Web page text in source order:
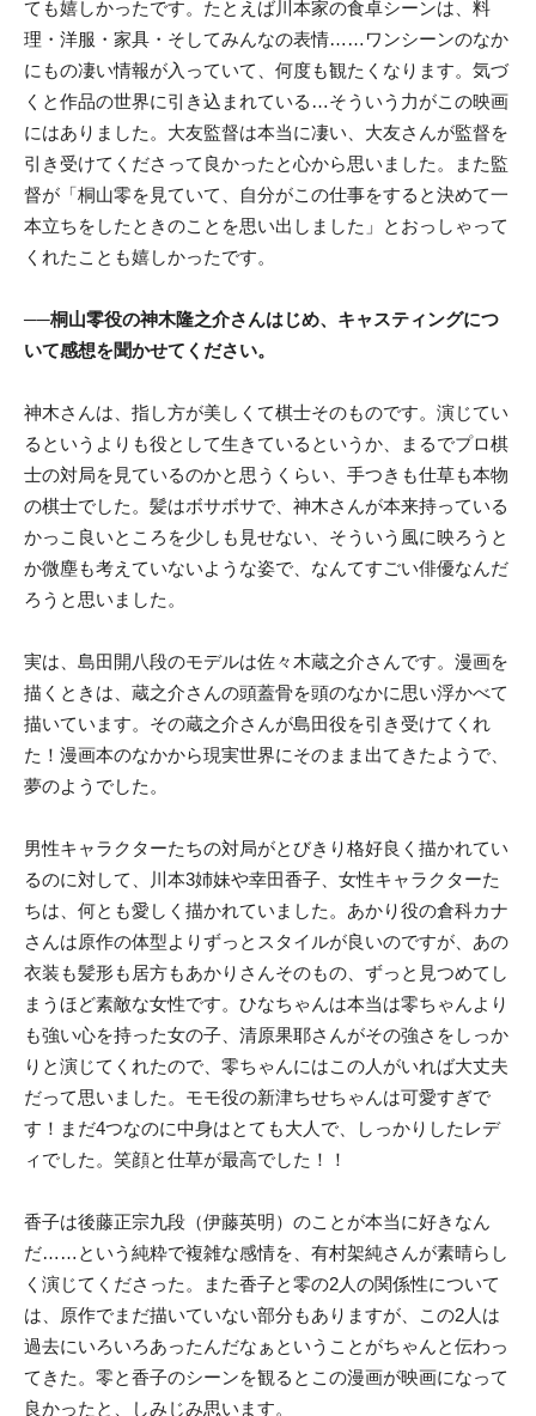
ても嬉しかったです。たとえば川本家の食卓シーンは、料
理・洋服・家具・そしてみんなの表情……ワンシーンのなか
にもの凄い情報が入っていて、何度も観たくなります。気づ
くと作品の世界に引き込まれている…そういう力がこの映画
にはありました。大友監督は本当に凄い、大友さんが監督を
引き受けてくださって良かったと心から思いました。また監
督が「桐山零を見ていて、自分がこの仕事をすると決めて一
本立ちをしたときのことを思い出しました」とおっしゃって
くれたことも嬉しかったです。
──桐山零役の神木隆之介さんはじめ、キャスティングにつ
いて感想を聞かせてください。
神木さんは、指し方が美しくて棋士そのものです。演じてい
るというよりも役として生きているというか、まるでプロ棋
士の対局を見ているのかと思うくらい、手つきも仕草も本物
の棋士でした。髪はボサボサで、神木さんが本来持っている
かっこ良いところを少しも見せない、そういう風に映ろうと
か微塵も考えていないような姿で、なんてすごい俳優なんだ
ろうと思いました。
実は、島田開八段のモデルは佐々木蔵之介さんです。漫画を
描くときは、蔵之介さんの頭蓋骨を頭のなかに思い浮かべて
描いています。その蔵之介さんが島田役を引き受けてくれ
た！漫画本のなかから現実世界にそのまま出てきたようで、
夢のようでした。
男性キャラクターたちの対局がとびきり格好良く描かれてい
るのに対して、川本3姉妹や幸田香子、女性キャラクターた
ちは、何とも愛しく描かれていました。あかり役の倉科カナ
さんは原作の体型よりずっとスタイルが良いのですが、あの
衣装も髪形も居方もあかりさんそのもの、ずっと見つめてし
まうほど素敵な女性です。ひなちゃんは本当は零ちゃんより
も強い心を持った女の子、清原果耶さんがその強さをしっか
りと演じてくれたので、零ちゃんにはこの人がいれば大丈夫
だって思いました。モモ役の新津ちせちゃんは可愛すぎで
す！まだ4つなのに中身はとても大人で、しっかりしたレデ
ィでした。笑顔と仕草が最高でした！！
香子は後藤正宗九段（伊藤英明）のことが本当に好きなん
だ……という純粋で複雑な感情を、有村架純さんが素晴らし
く演じてくださった。また香子と零の2人の関係性について
は、原作でまだ描いていない部分もありますが、この2人は
過去にいろいろあったんだなぁということがちゃんと伝わっ
てきた。零と香子のシーンを観るとこの漫画が映画になって
良かったと、しみじみ思います。